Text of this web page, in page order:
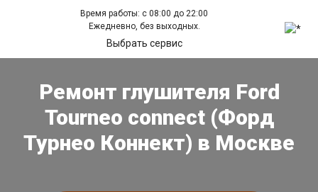
Время работы: с 08:00 до 22:00
Ежедневно, без выходных.
Выбрать сервис
Ремонт глушителя Ford
Tourneo connect (Форд
Турнео Коннект) в Москве